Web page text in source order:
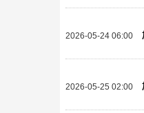
2026-05-24 06:00
2026-05-25 02:00